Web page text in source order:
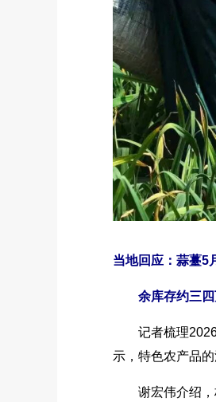
当地回应：蒜薹5
余库存约三四
记者梳理2026
示，特色农产品
谢宏伟介绍，杞